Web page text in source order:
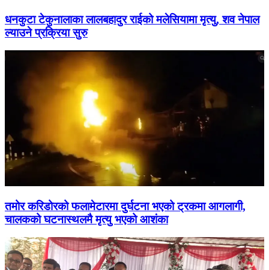
धनकुटा टेकुनालाका लालबहादुर राईको मलेसियामा मृत्यु, शव नेपाल
ल्याउने प्रक्रिया सुरु
तमोर करिडोरको फलामेटारमा दुर्घटना भएको ट्रकमा आगलागी,
चालकको घटनास्थलमै मृत्यु भएको आशंका